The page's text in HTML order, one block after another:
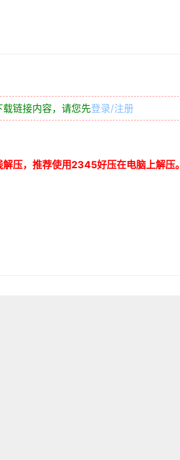
链接内容，请您先登录/注册
压，推荐使用 2345好压在电脑上解压。